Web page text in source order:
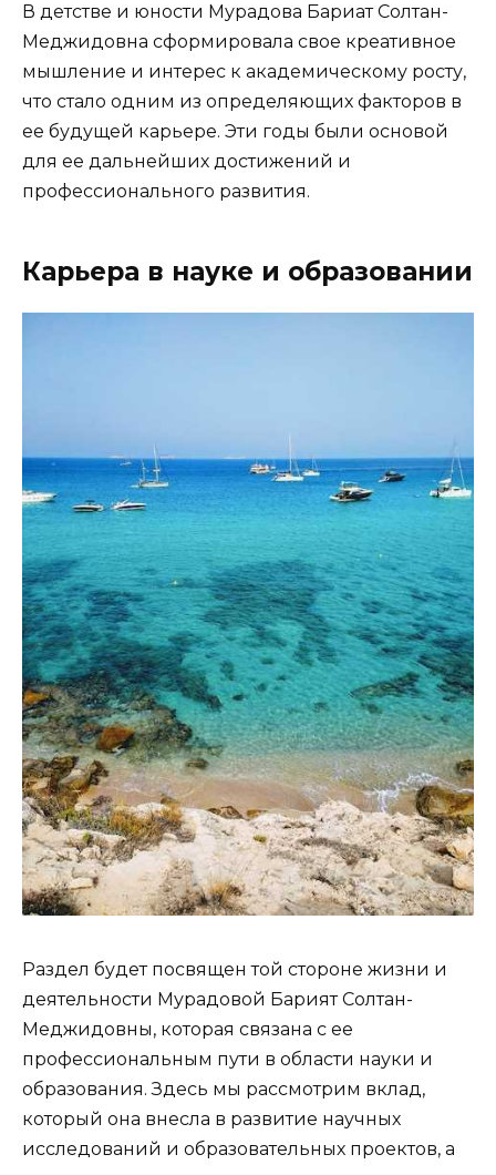
В детстве и юности Мурадова Бариат Солтан-
Меджидовна сформировала свое креативное
мышление и интерес к академическому росту,
что стало одним из определяющих факторов в
ее будущей карьере. Эти годы были основой
для ее дальнейших достижений и
профессионального развития.
Карьера в науке и образовании
Раздел будет посвящен той стороне жизни и
деятельности Мурадовой Барият Солтан-
Меджидовны, которая связана с ее
профессиональным пути в области науки и
образования. Здесь мы рассмотрим вклад,
который она внесла в развитие научных
исследований и образовательных проектов, а